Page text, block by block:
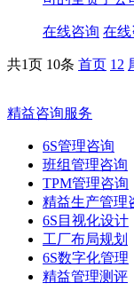
在线咨询 在线
共1页 10条 首页 1 2
精益咨询服务
6S管理咨询
班组管理咨询
TPM管理咨询
精益生产管理
6S目视化设计
工厂布局规划
6S数字化管理
精益管理测评